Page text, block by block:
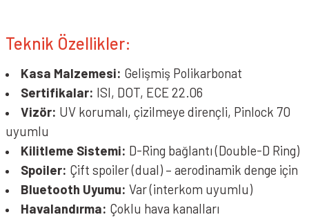
Teknik Özellikler:
Kasa Malzemesi: Gelişmiş Polikarbonat
Sertifikalar: ISI, DOT, ECE 22.06
Vizör: UV korumalı, çizilmeye dirençli, Pinlock 70
uyumlu
Kilitleme Sistemi: D-Ring bağlantı (Double-D Ring)
Spoiler: Çift spoiler (dual) – aerodinamik denge için
Bluetooth Uyumu: Var (interkom uyumlu)
Havalandırma: Çoklu hava kanalları